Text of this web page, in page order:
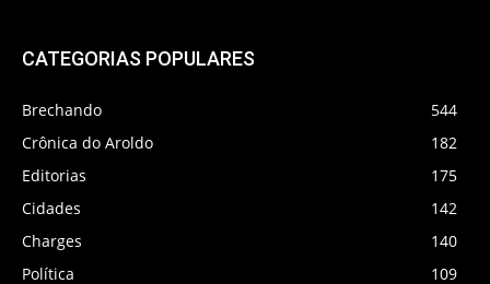
CATEGORIAS POPULARES
Brechando
544
Crônica do Aroldo
182
Editorias
175
Cidades
142
Charges
140
Política
109